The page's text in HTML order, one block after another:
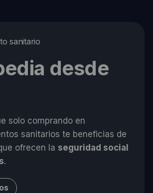
sanitario
desde
solo comprando en
sanitarios te beneficias de
ofrecen la seguridad social
.